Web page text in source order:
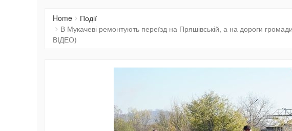
Home
Події
В Мукачеві ремонтують переїзд на Пряшівській, а на дороги
ВІДЕО)